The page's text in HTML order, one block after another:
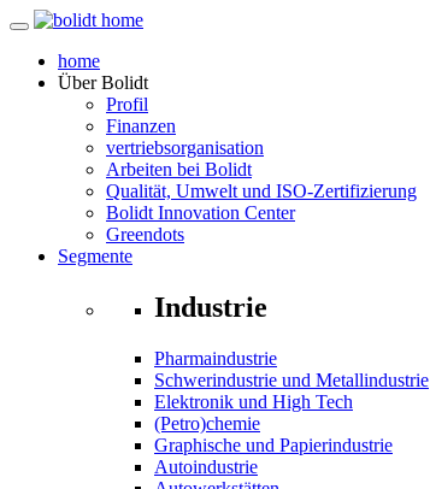
home
ÜberBolidt
Profil
Finanzen
vertriebsorganisation
Arbeiten bei Bolidt
Qualität, Umwelt und ISO-Zertifizierung
Bolidt Innovation Center
Greendots
Segmente
Industrie
Pharmaindustrie
Schwerindustrie und Metallindustrie
Elektronik und High Tech
(Petro)chemie
Graphische und Papierindustrie
Autoindustrie